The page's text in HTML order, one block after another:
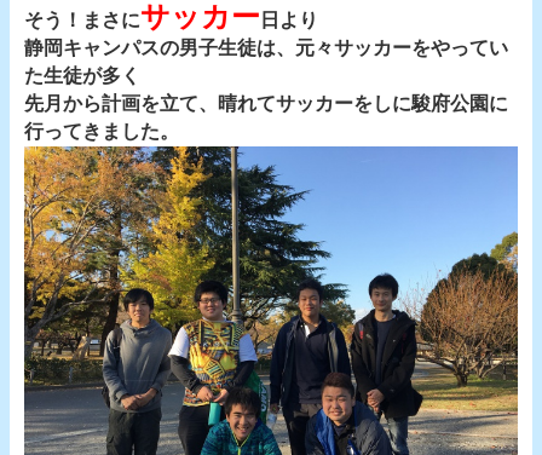
そう！まさにサッカー 日より
静岡キャンパスの男子生徒は、元々サッカーをやってい
た生徒が多く
先月から計画を立て、晴れてサッカーをしに駿府公園に
行ってきました。